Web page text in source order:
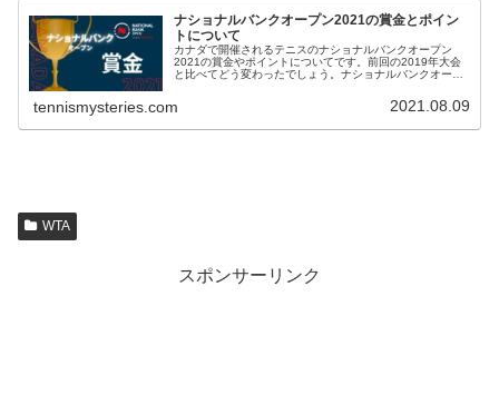
ナショナルバンクオープン2021の賞金とポイン
トについて
カナダで開催されるテニスのナショナルバンクオープン
2021の賞金やポイントについてです。前回の2019年大会
と比べてどう変わったでしょう。ナショナルバンクオープ
tennismysteries.com 2021.08.09
WTA
スポンサーリンク